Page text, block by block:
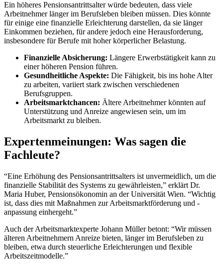
Ein höheres Pensionsantrittsalter würde bedeuten, dass viele
Arbeitnehmer länger im Berufsleben bleiben müssen. Dies könnte
für einige eine finanzielle Erleichterung darstellen, da sie länger
Einkommen beziehen, für andere jedoch eine Herausforderung,
insbesondere für Berufe mit hoher körperlicher Belastung.
Finanzielle Absicherung: Längere Erwerbstätigkeit kann zu
einer höheren Pension führen.
Gesundheitliche Aspekte: Die Fähigkeit, bis ins hohe Alter
zu arbeiten, variiert stark zwischen verschiedenen
Berufsgruppen.
Arbeitsmarktchancen: Ältere Arbeitnehmer könnten auf
Unterstützung und Anreize angewiesen sein, um im
Arbeitsmarkt zu bleiben.
Expertenmeinungen: Was sagen die
Fachleute?
“Eine Erhöhung des Pensionsantrittsalters ist unvermeidlich, um die
finanzielle Stabilität des Systems zu gewährleisten,” erklärt Dr.
Maria Huber, Pensionsökonomin an der Universität Wien. “Wichtig
ist, dass dies mit Maßnahmen zur Arbeitsmarktförderung und -
anpassung einhergeht.”
Auch der Arbeitsmarktexperte Johann Müller betont: “Wir müssen
älteren Arbeitnehmern Anreize bieten, länger im Berufsleben zu
bleiben, etwa durch steuerliche Erleichterungen und flexible
Arbeitszeitmodelle.”